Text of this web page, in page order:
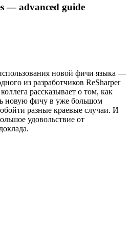
— advanced guide
новой фичи языка —
из разработчиков ReSharper
рассказывает о том, как
новую фичу в уже большом
разные краевые случаи. И
удовольствие от